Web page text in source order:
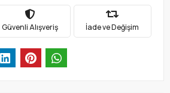
Güvenli Alışveriş İade ve Değişim